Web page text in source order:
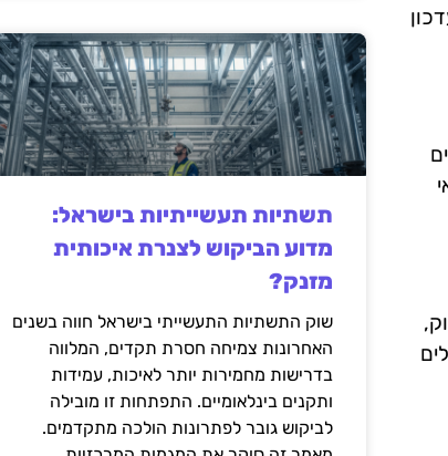
תשתיות תעשייתיות בישראל:
מדוע הביקוש לצנרת איכותית
מזנק?
שוק התשתיות התעשייתי בישראל חווה בשנים
האחרונות צמיחה חסרת תקדים, המלווה
בדרישות מחמירות יותר לאיכות, עמידות
ותקנים בינלאומיים. התפתחות זו מובילה
לביקוש גובר לפתרונות הולכה מתקדמים.